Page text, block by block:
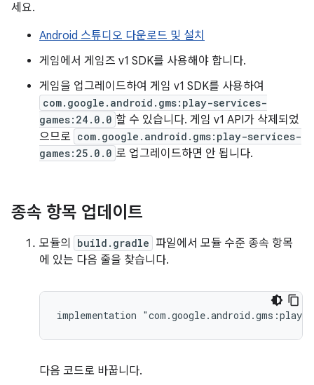
세요.
Android 스튜디오 다운로드 및 설치
게임에서 게임즈 v1 SDK를 사용해야 합니다.
게임을 업그레이드하여 게임 v1 SDK를 사용하여
com.google.android.gms:play-services-
games:24.0.0 할 수 있습니다. 게임 v1 API가 삭제되었
으므로 com.google.android.gms:play-services-
games:25.0.0 로 업그레이드하면 안 됩니다.
종속 항목 업데이트
모듈의 build.gradle 파일에서 모듈 수준 종속 항목
에 있는 다음 줄을 찾습니다.
implementation "com.google.android.gms:play-
다음 코드로 바꿉니다.